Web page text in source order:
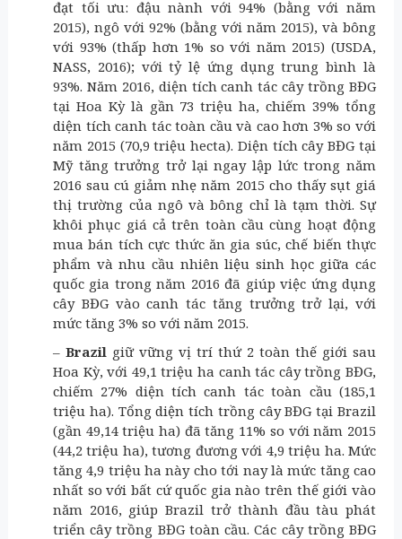
đạt tối ưu: đậu nành với 94% (bằng với năm
2015), ngô với 92% (bằng với năm 2015), và bông
với 93% (thấp hơn 1% so với năm 2015) (USDA,
NASS, 2016); với tỷ lệ ứng dụng trung bình là
93%. Năm 2016, diện tích canh tác cây trồng BĐG
tại Hoa Kỳ là gần 73 triệu ha, chiếm 39% tổng
diện tích canh tác toàn cầu và cao hơn 3% so với
năm 2015 (70,9 triệu hecta). Diện tích cây BĐG tại
Mỹ tăng trưởng trở lại ngay lập lức trong năm
2016 sau cú giảm nhẹ năm 2015 cho thấy sụt giá
thị trường của ngô và bông chỉ là tạm thời. Sự
khôi phục giá cả trên toàn cầu cùng hoạt động
mua bán tích cực thức ăn gia súc, chế biến thực
phẩm và nhu cầu nhiên liệu sinh học giữa các
quốc gia trong năm 2016 đã giúp việc ứng dụng
cây BĐG vào canh tác tăng trưởng trở lại, với
mức tăng 3% so với năm 2015.
– Brazilgiữ vững vị trí thứ 2 toàn thế giới sau
Hoa Kỳ, với 49,1 triệu ha canh tác cây trồng BĐG,
chiếm 27% diện tích canh tác toàn cầu (185,1
triệu ha). Tổng diện tích trồng cây BĐG tại Brazil
(gần 49,14 triệu ha) đã tăng 11% so với năm 2015
(44,2 triệu ha), tương đương với 4,9 triệu ha. Mức
tăng 4,9 triệu ha này cho tới nay là mức tăng cao
nhất so với bất cứ quốc gia nào trên thế giới vào
năm 2016, giúp Brazil trở thành đầu tàu phát
triển cây trồng BĐG toàn cầu. Các cây trồng BĐG